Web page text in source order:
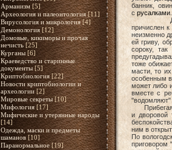
Арманизм [5]
Археология и палеонтология [11]
Вирусология и микрология [4]
Демонология [12]
Домовые, кикиморы и прочая
нечисть [25]
Курганы [6]
Краеведство и старинные
документы [5]
Криптобиология [22]
Новости криптобиологии и
археологии [2]
Мировые секреты [10]
Мифология [17]
Мифические и утерянные народы
[14]
Одежда, маски и предметы
шаманов [10]
Паранормальное [19]
банник,
с русалками.
Дворовой-
причислен
неизменно
ей гриву,
сороку,
тоже
масти, то
особенным
может либо
вместе с
"водомляют"
При6егая к
и дворовой
ним в
По
приговором